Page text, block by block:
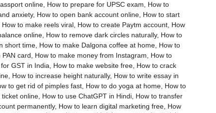
online, How to prepare for UPSC exam, How to
anxiety, How to open bank account online, How to start
to make reels viral, How to create Paytm account, How
online, How to remove dark circles naturally, How to
short time, How to make Dalgona coffee at home, How to
card, How to make money from Instagram, How to
GST in India, How to make website free, How to crack
How to increase height naturally, How to write essay in
to get rid of pimples fast, How to do yoga at home, How to
online, How to use ChatGPT in Hindi, How to transfer
permanently, How to learn digital marketing free, How